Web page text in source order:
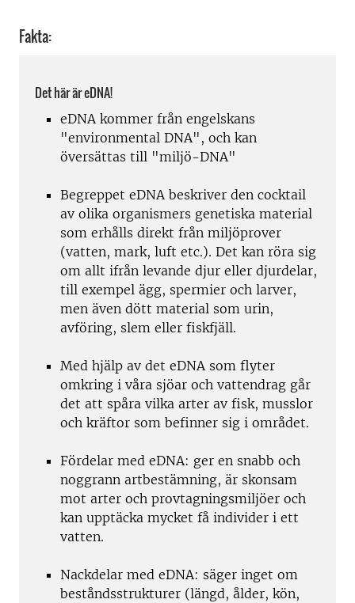
Fakta:
Det här är eDNA!
eDNA kommer från engelskans
"environmental DNA", och kan
översättas till "miljö-DNA"
Begreppet eDNA beskriver den cocktail
av olika organismers genetiska material
som erhålls direkt från miljöprover
(vatten, mark, luft etc.). Det kan röra sig
om allt ifrån levande djur eller djurdelar,
till exempel ägg, spermier och larver,
men även dött material som urin,
avföring, slem eller fiskfjäll.
Med hjälp av det eDNA som flyter
omkring i våra sjöar och vattendrag går
det att spåra vilka arter av fisk, musslor
och kräftor som befinner sig i området.
Fördelar med eDNA: ger en snabb och
noggrann artbestämning, är skonsam
mot arter och provtagningsmiljöer och
kan upptäcka mycket få individer i ett
vatten.
Nackdelar med eDNA: säger inget om
beståndsstrukturer (längd, ålder, kön,